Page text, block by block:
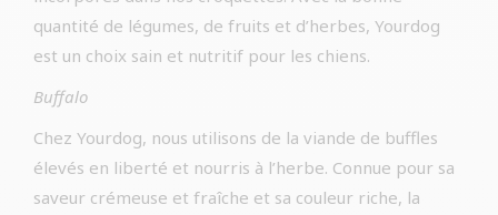
quantité de légumes, de fruits et d’herbes, Yourdog
est un choix sain et nutritif pour les chiens.
Buffalo
Chez Yourdog, nous utilisons de la viande de buffles
élevés en liberté et nourris à l’herbe. Connue pour sa
saveur crémeuse et fraîche et sa couleur riche, la